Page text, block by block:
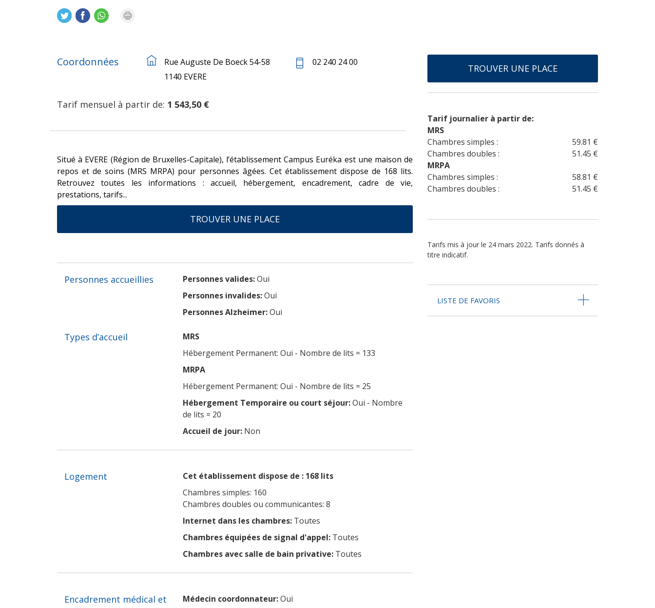
Coordonnées
Rue Auguste De Boeck 54-58
1140 EVERE
02 240 24 00
Tarif mensuel à partir de: 1 543,50 €
Situé à EVERE (Région de Bruxelles-Capitale), l’établissement Campus Euréka est une maison de
repos et de soins (MRS MRPA) pour personnes âgées. Cet établissement dispose de 168 lits.
Retrouvez toutes les informations : accueil, hébergement, encadrement, cadre de vie,
prestations, tarifs...
TROUVER UNE PLACE
Personnes accueillies Personnes valides:Oui
Personnes invalides:Oui
Personnes Alzheimer:Oui
Types d’accueil
MRS
Hébergement Permanent: Oui - Nombre de lits = 133
MRPA
Hébergement Permanent: Oui - Nombre de lits = 25
Hébergement Temporaire ou court séjour:Oui - Nombre
de lits = 20
Accueil de jour: Non
Logement
Cet établissement dispose de : 168 lits
Chambres simples: 160
Chambres doubles ou communicantes: 8
Internet dans les chambres: Toutes
Chambres équipées de signal d'appel: Toutes
Chambres avec salle de bain privative: Toutes
Encadrement médical et
Médecin coordonnateur:Oui
TROUVER UNE PLACE
Tarif journalier à partir de:
MRS
Chambres simples :
59.81 €
Chambres doubles :
51.45 €
MRPA
Chambres simples :
58.81 €
Chambres doubles :
51.45 €
Tarifs mis à jour le 24 mars 2022. Tarifs donnés à
titre indicatif.
LISTE DE FAVORIS